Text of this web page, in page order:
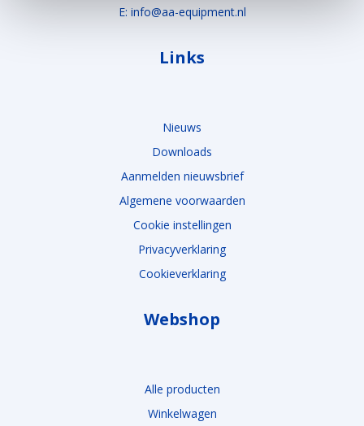
E: info@aa-equipment.nl
Links
Nieuws
Downloads
Aanmelden nieuwsbrief
Algemene voorwaarden
Cookie instellingen
Privacyverklaring
Cookieverklaring
Webshop
Alle producten
Winkelwagen